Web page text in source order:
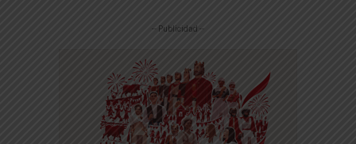
-- Publicidad --